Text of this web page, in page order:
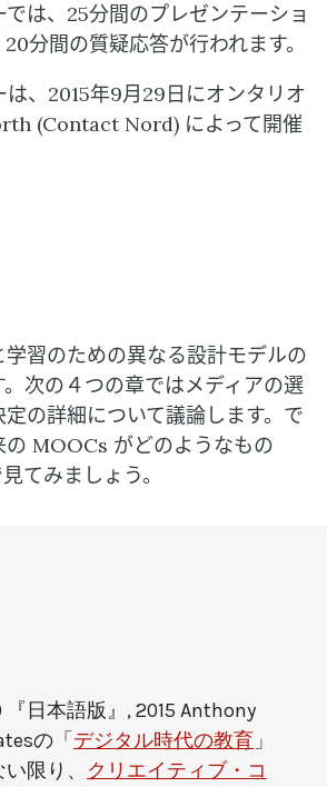
では、25分間のプレゼンテーショ
分間の質疑応答が行われます。
は、2015年9月29日にオンタリオ
(Contact Nord) によって開催
学習のための異なる設計モデルの
次の４つの章ではメディアの選
の詳細について議論します。で
の MOOCs がどのようなもの
てみましょう。
日本語版』, 2015 Anthony
の「 デジタル時代の教育 」
限り、 クリエイティブ・コ